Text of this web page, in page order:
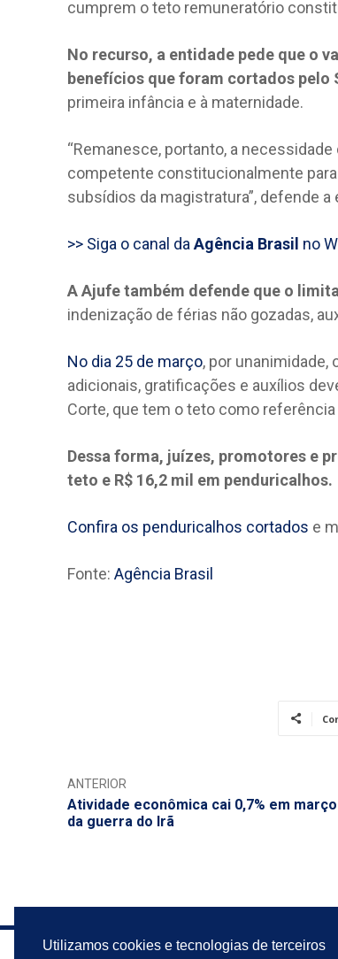
Utilizamos cookies e tecnologias de terceiros
cumprem o teto remuneratório
No recurso, a entidade pede que o
benefícios que foram cortados pelo
primeira infância e à maternidade.
“Remanesce, portanto, a
competente constitucionalmente
subsídios da magistratura”, defende a
>> Siga o canal da Agência Brasil no
A Ajufe também defende que o
indenização de férias não gozadas,
No dia 25 de março, por
adicionais, gratificações e auxílios
Corte, que tem o teto como referência
Dessa forma, juízes, promotores e
teto e R$ 16,2 mil em penduricalhos.
Confira os penduricalhos cortados e
Fonte: Agência Brasil
ANTERIOR
Atividade econômica cai 0,7% em
da guerra do Irã